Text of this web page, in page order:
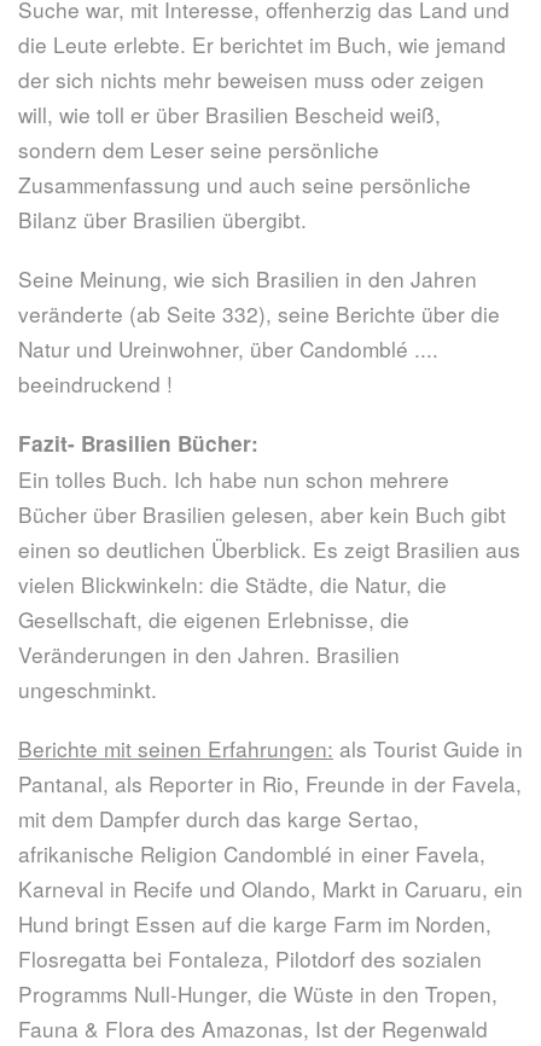
Suche war, mit Interesse, offenherzig das Land und
die Leute erlebte. Er berichtet im Buch, wie jemand
der sich nichts mehr beweisen muss oder zeigen
will, wie toll er über Brasilien Bescheid weiß,
sondern dem Leser seine persönliche
Zusammenfassung und auch seine persönliche
Bilanz über Brasilien übergibt.
Seine Meinung, wie sich Brasilien in den Jahren
veränderte (ab Seite 332), seine Berichte über die
Natur und Ureinwohner, über Candomblé ....
beeindruckend !
Fazit- Brasilien Bücher:
Ein tolles Buch. Ich habe nun schon mehrere
Bücher über Brasilien gelesen, aber kein Buch gibt
einen so deutlichen Überblick. Es zeigt Brasilien aus
vielen Blickwinkeln: die Städte, die Natur, die
Gesellschaft, die eigenen Erlebnisse, die
Veränderungen in den Jahren. Brasilien
ungeschminkt.
Berichte mit seinen Erfahrungen: als Tourist Guide in
Pantanal, als Reporter in Rio, Freunde in der Favela,
mit dem Dampfer durch das karge Sertao,
afrikanische Religion Candomblé in einer Favela,
Karneval in Recife und Olando, Markt in Caruaru, ein
Hund bringt Essen auf die karge Farm im Norden,
Flosregatta bei Fontaleza, Pilotdorf des sozialen
Programms Null-Hunger, die Wüste in den Tropen,
Fauna & Flora des Amazonas, Ist der Regenwald